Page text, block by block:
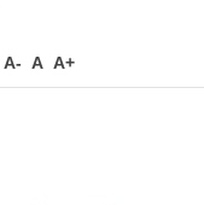
A- A A+